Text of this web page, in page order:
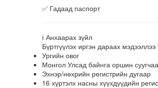
✅ Гадаад паспорт
ℹ️ Анхаарах зүйл
Бүртгүүлэх иргэн дараах
Ургийн овог
Монгол Улсад байнга оршин
Эхнэр/нөхрийн регистрийн дугаар
16 хүртэлх насны хүүхдүүдийн